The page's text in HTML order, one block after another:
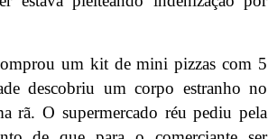
um kit de mini pizzas com 5
descobriu um corpo estranho no
rã. O supermercado réu pediu pela